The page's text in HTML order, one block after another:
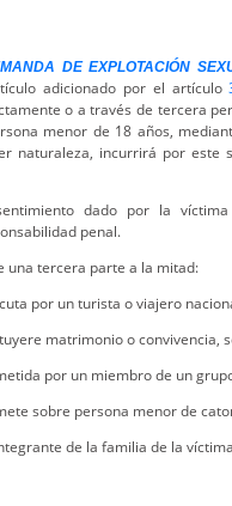
DE EXPLOTACIÓN
adicionado por el artículo
o a través de tercera
menor de 18 años,
naturaleza, incurrirá por este
dado por la
penal.
una tercera parte a la mitad:
por un turista o viajero
matrimonio o convivencia,
por un miembro de un
sobre persona menor de
de la familia de la